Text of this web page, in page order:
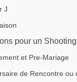
J
pour un
et Pre-Mariage
de Rencontre ou